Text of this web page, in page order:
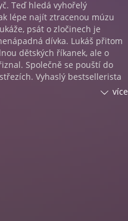
Teď hledá vyhořelý
lépe najít ztracenou múzu
psát o zločinech je
dívka. Lukáš přitom
dětských říkanek, ale o
Společně se pouští do
Vyhaslý bestsellerista
– ale naštěstí není na hledánívíce